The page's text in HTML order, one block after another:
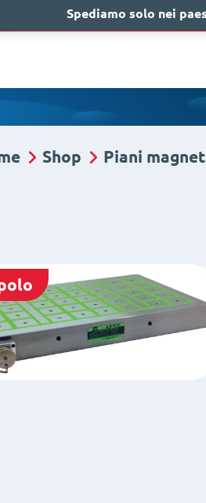
Shop Piani
Spediamo solo nei